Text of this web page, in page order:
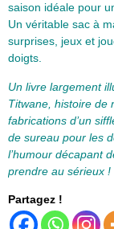
saison idéale pour
Un véritable sac à
surprises, jeux et
doigts.
Un livre largement
Titwane, histoire de
fabrications d’un
de sureau pour les
l’humour décapant
prendre au sérieux !
Partagez !